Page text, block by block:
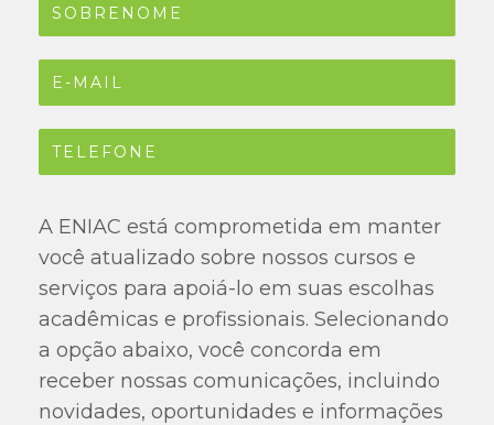
A ENIAC está comprometida em manter
você atualizado sobre nossos cursos e
serviços para apoiá-lo em suas escolhas
acadêmicas e profissionais. Selecionando
a opção abaixo, você concorda em
receber nossas comunicações, incluindo
novidades, oportunidades e informações